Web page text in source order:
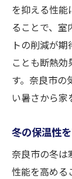
を抑える性能
ることで、室
トの削減が
ことも断熱
す。奈良市の
い暑さから家
冬の保温性
奈良市の冬は
性能を高める